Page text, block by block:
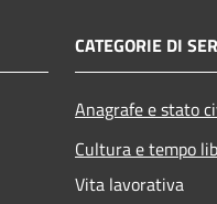
CATEGORIE DI
Anagrafe e stato
Cultura e tempo
Vita lavorativa